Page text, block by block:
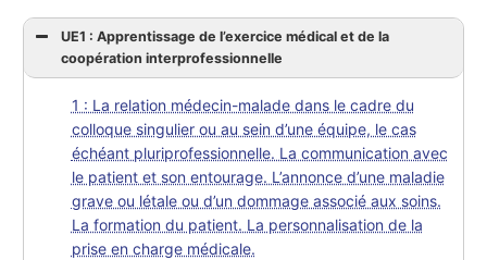
UE1 : Apprentissage de l’exercice médical et de la
coopération interprofessionnelle
1 : La relation médecin-malade dans le cadre du
colloque singulier ou au sein d’une équipe, le cas
échéant pluriprofessionnelle. La communication avec
le patient et son entourage. L’annonce d’une maladie
grave ou létale ou d’un dommage associé aux soins.
La formation du patient. La personnalisation de la
prise en charge médicale.